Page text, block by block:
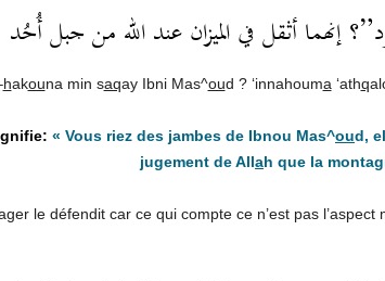
أثقل في الميزان عند الله من جبل أُحُد
hakouna min saqay Ibni Mas^oud ? ‘innahouma ‘athq
« Vous riez des jambes de Ibnou Mas^oud,
jugement de Allah que la
le défendit car ce qui compte ce n’est pas